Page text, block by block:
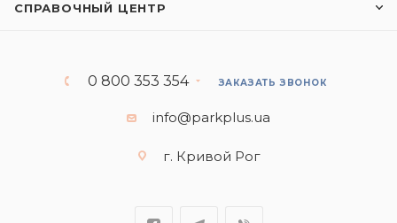
СПРАВОЧНЫЙ ЦЕНТР
0 800 353 354 ЗАКАЗАТЬ ЗВОНОК
info@parkplus.ua
г. Кривой Рог